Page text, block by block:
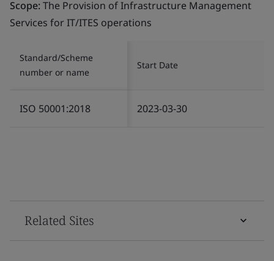
Scope:The Provision of Infrastructure Management
Services for IT/ITES operations
Standard/Scheme
number or name
Start Date
ISO 50001:2018 2023-03-30
Related Sites